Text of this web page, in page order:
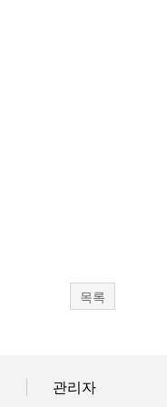
목록
관리자